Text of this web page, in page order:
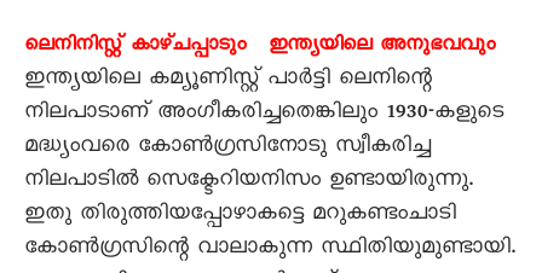
ലെനിനിസ്റ്റ് കാഴ്ചപ്പാടും ഇന്ത്യയിലെ അനുഭവവും
ഇന്ത്യയിലെ കമ്യൂണിസ്റ്റ് പാർട്ടി ലെനിന്റെ
നിലപാടാണ് അംഗീകരിച്ചതെങ്കിലും 1930-കളുടെ
മദ്ധ്യംവരെ കോൺഗ്രസിനോടു സ്വീകരിച്ച
നിലപാടിൽ സെക്ടേറിയനിസം ഉണ്ടായിരുന്നു.
ഇതു തിരുത്തിയപ്പോഴാകട്ടെ മറുകണ്ടംചാടി
കോൺഗ്രസിന്റെ വാലാകുന്ന സ്ഥിതിയുമുണ്ടായി.